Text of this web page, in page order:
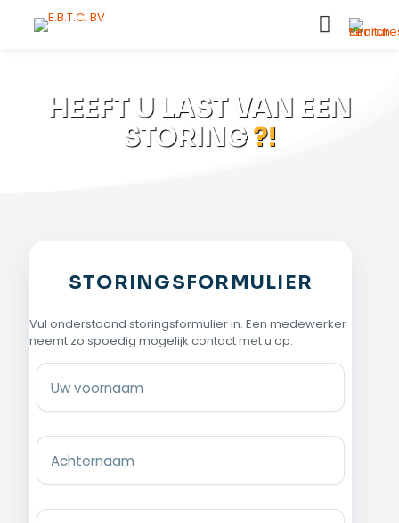
HEEFT U LAST VAN EEN
STORING?!
STORINGSFORMULIER
Vul onderstaand storingsformulier in. Een medewerker
neemt zo spoedig mogelijk contact met u op.
Uw voornaam
Achternaam